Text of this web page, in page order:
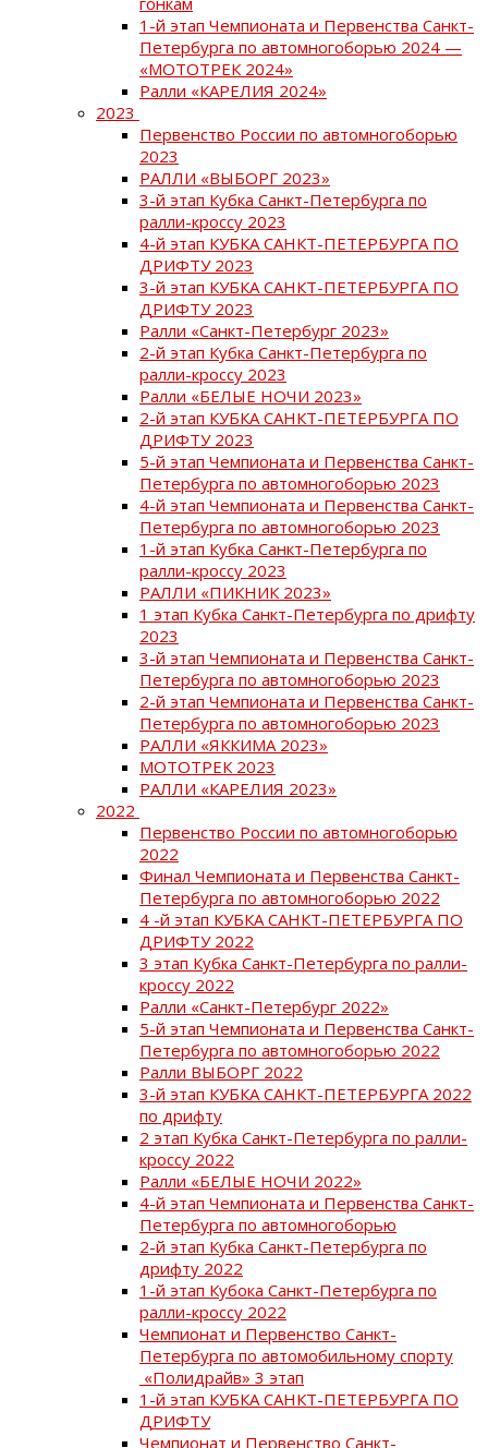
1-й этап Чемпионата и Первенства Санкт-
Петербурга по автомногоборью 2024 —
«МОТОТРЕК 2024»
Ралли «КАРЕЛИЯ 2024»
2023
Первенство России по автомногоборью
2023
РАЛЛИ «ВЫБОРГ 2023»
3-й этап Кубка Санкт-Петербурга по
ралли-кроссу 2023
4-й этап КУБКА САНКТ-ПЕТЕРБУРГА ПО
ДРИФТУ 2023
3-й этап КУБКА САНКТ-ПЕТЕРБУРГА ПО
ДРИФТУ 2023
Ралли «Санкт-Петербург 2023»
2-й этап Кубка Санкт-Петербурга по
ралли-кроссу 2023
Ралли «БЕЛЫЕ НОЧИ 2023»
2-й этап КУБКА САНКТ-ПЕТЕРБУРГА ПО
ДРИФТУ 2023
5-й этап Чемпионата и Первенства Санкт-
Петербурга по автомногоборью 2023
4-й этап Чемпионата и Первенства Санкт-
Петербурга по автомногоборью 2023
1-й этап Кубка Санкт-Петербурга по
ралли-кроссу 2023
РАЛЛИ «ПИКНИК 2023»
1 этап Кубка Санкт-Петербурга по дрифту
2023
3-й этап Чемпионата и Первенства Санкт-
Петербурга по автомногоборью 2023
2-й этап Чемпионата и Первенства Санкт-
Петербурга по автомногоборью 2023
РАЛЛИ «ЯККИМА 2023»
МОТОТРЕК 2023
РАЛЛИ «КАРЕЛИЯ 2023»
2022
Первенство России по автомногоборью
2022
Финал Чемпионата и Первенства Санкт-
Петербурга по автомногоборью 2022
4 -й этап КУБКА САНКТ-ПЕТЕРБУРГА ПО
ДРИФТУ 2022
3 этап Кубка Санкт-Петербурга по ралли-
кроссу 2022
Ралли «Санкт-Петербург 2022»
5-й этап Чемпионата и Первенства Санкт-
Петербурга по автомногоборью 2022
Ралли ВЫБОРГ 2022
3-й этап КУБКА САНКТ-ПЕТЕРБУРГА 2022
по дрифту
2 этап Кубка Санкт-Петербурга по ралли-
кроссу 2022
Ралли «БЕЛЫЕ НОЧИ 2022»
4-й этап Чемпионата и Первенства Санкт-
Петербурга по автомногоборью
2-й этап Кубка Санкт-Петербурга по
дрифту 2022
1-й этап Кубока Санкт-Петербурга по
ралли-кроссу 2022
Чемпионат и Первенство Санкт-
Петербурга по автомобильному спорту
«Полидрайв» 3 этап
1-й этап КУБКА САНКТ-ПЕТЕРБУРГА ПО
ДРИФТУ
Чемпионат и Первенство Санкт-